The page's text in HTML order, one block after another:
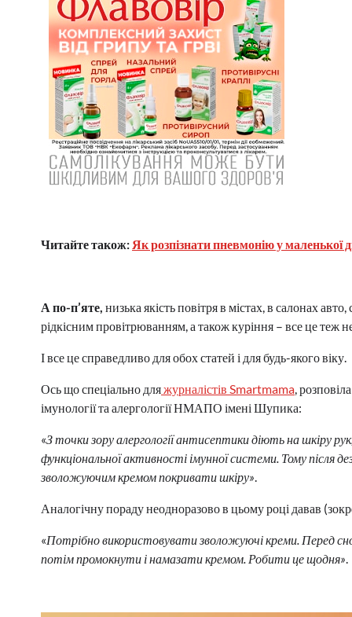
Читайте також: Як розпізнати пневмонію у маленької
А по-п’яте, низька якість повітря в містах, в салонах
рідкісним провітрюванням, а також куріння – все це теж
І все це справедливо для обох статей і для будь-якого віку.
Ось що спеціально дляжурналістів Smartmama , розповіла
імунології та алергології НМАПО імені Шупика:
«З точки зору алергології антисептики діють на шкіру
функціональної активності імунної системи. Тому після
зволожуючим кремом покривати шкіру»
Аналогічну пораду неодноразово в цьому році давав
«Потрібно використовувати зволожуючі креми. Перед
потім промокнути і намазати кремом. Робити це щодня»